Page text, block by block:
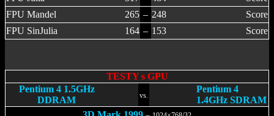
FPU Mandel
265 – 248
Score
FPU SinJulia
164 – 153 Score
TESTY s GPU
Pentium 4 1.5GHz
DDRAM
vs.
Pentium 4
1.4GHz SDRAM